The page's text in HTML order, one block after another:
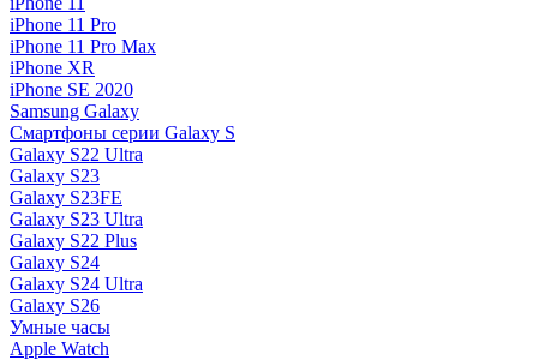
iPhone 11 Pro
iPhone 11 Pro Max
iPhone XR
iPhone SE 2020
Samsung Galaxy
Смартфоны серии Galaxy S
Galaxy S22 Ultra
Galaxy S23
Galaxy S23FE
Galaxy S23 Ultra
Galaxy S22 Plus
Galaxy S24
Galaxy S24 Ultra
Galaxy S26
Умные часы
Apple Watch